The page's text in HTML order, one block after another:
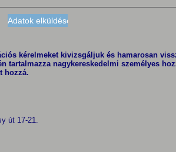
kérelmeket kivizsgáljuk és hamarosan
tartalmazza nagykereskedelmi személyes
hozzá.
út 17-21.